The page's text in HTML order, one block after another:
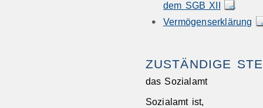
dem SGB XII
Vermögenserklärung
ZUSTÄNDIGE
das Sozialamt
Sozialamt ist,